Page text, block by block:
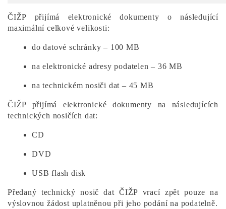
ČIŽP přijímá elektronické dokumenty o následující
maximální celkové velikosti:
do datové schránky – 100 MB
na elektronické adresy podatelen – 36 MB
na technickém nosiči dat – 45 MB
ČIŽP přijímá elektronické dokumenty na následujících
technických nosičích dat:
CD
DVD
USB flash disk
Předaný technický nosič dat ČIŽP vrací zpět pouze na
výslovnou žádost uplatněnou při jeho podání na podatelně.